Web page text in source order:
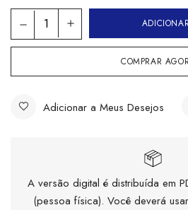
COMPRAR
Adicionar a Meus Desejos
A versão digital é distribuída em
(pessoa física). Você deverá